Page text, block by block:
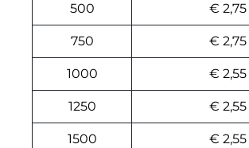
500 € 2,75
750 € 2,75
1000 € 2,55
1250 € 2,55
1500 € 2,55